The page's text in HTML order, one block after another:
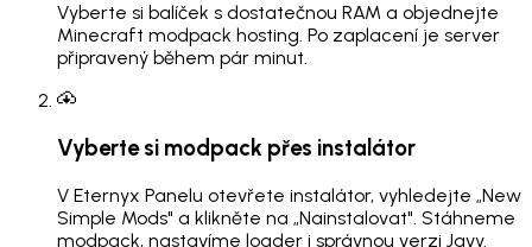
Vyberte si balíček s dostatečnou RAM a objednejte
Minecraft modpack hosting. Po zaplacení je server
připravený během pár minut.
Vyberte si modpack přes instalátor
V Eternyx Panelu otevřete instalátor, vyhledejte „New
Simple Mods" a klikněte na „Nainstalovat". Stáhneme
modpack, nastavíme loader i správnou verzi Javy.